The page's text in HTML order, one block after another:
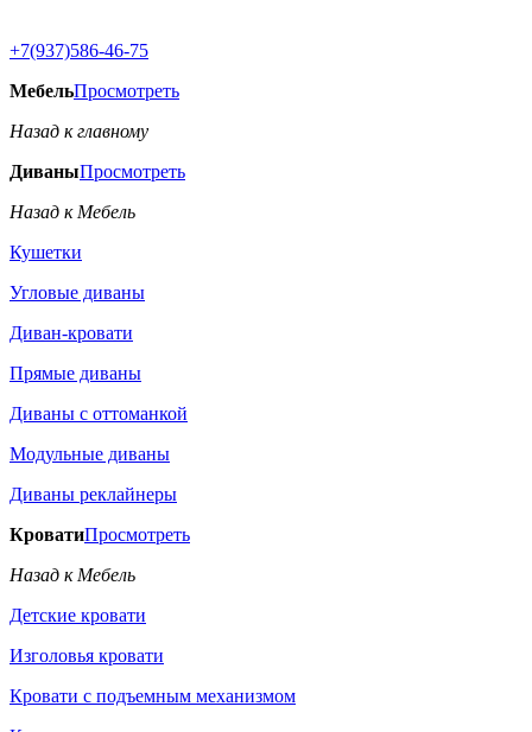
+7(937)586-46-75
МебельПросмотреть
Назад к главному
ДиваныПросмотреть
Назад к Мебель
Кушетки
Угловые диваны
Диван-кровати
Прямые диваны
Диваны с оттоманкой
Модульные диваны
Диваны реклайнеры
КроватиПросмотреть
Назад к Мебель
Детские кровати
Изголовья кровати
Кровати с подъемным механизмом